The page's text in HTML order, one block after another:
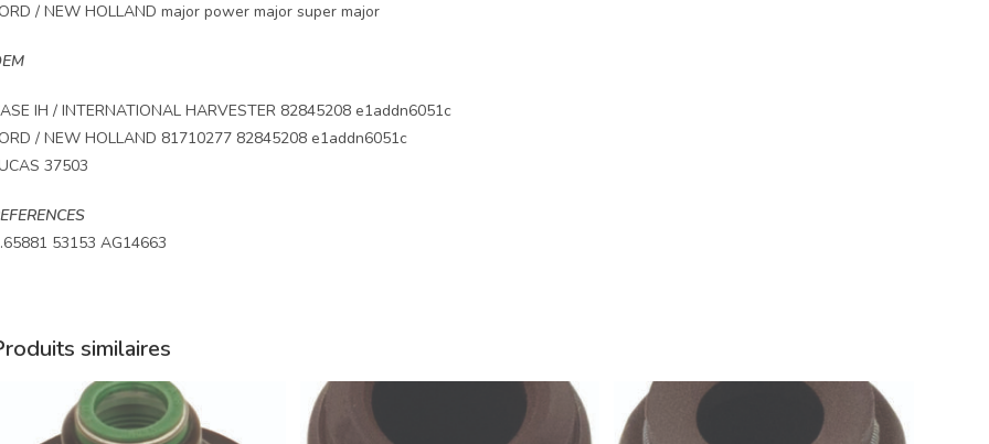
/ NEW HOLLAND major power major super major
IH / INTERNATIONAL HARVESTER 82845208 e1addn6051c
/ NEW HOLLAND 81710277 82845208 e1addn6051c
37503
53153 AG14663
similaires